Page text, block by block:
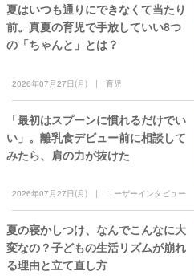
夏はいつも通りにできなくて当たり
前。真夏の育児で手放していい8つ
の「ちゃんと」とは？
2026年07月27日(月) 育児
「最初はスプーンに慣れるだけでい
い」。離乳食デビュー前に相談して
みたら、肩の力が抜けた
2026年07月27日(月) ユーザーインタビュー
夏の寝かしつけ、なんでこんなに大
変なの？子どもの生活リズムが崩れ
る理由と立て直し方